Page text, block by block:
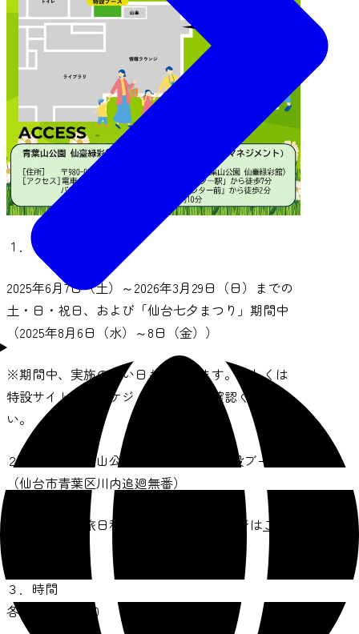
１．日時
2025年6月7日（土）～2026年3月29日（日）までの
土・日・祝日、および「仙台七夕まつり」期間中
（2025年8月6日（水）～8日（金））
※期間中、実施のない日もございます。詳しくは
特設サイト内のスケジュールよりご確認くださ
い。
２．場所 青葉山公園 仙臺緑彩館内 特設ブース
（仙台市青葉区川内追廻無番）
◎「せんだい旅日和」内の施設紹介ページはこち
３．時間
各日10:00～16:00